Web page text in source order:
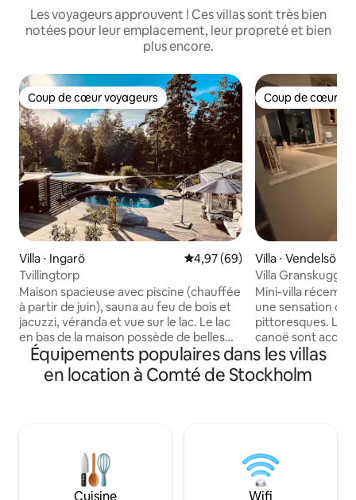
Les voyageurs approuvent ! Ces villas sont très bien
notées pour leur emplacement, leur propreté et bien
plus encore.
Coup de cœur voyageurs
Coup de cœur voyageurs
Villa ⋅ Ingarö Évaluation moyenne sur la
4,97 (69)
Tvillingtorp
Maison spacieuse avec piscine (chauffée
à partir de juin), sauna au feu de bois et
jacuzzi, véranda et vue sur le lac. Le lac
en bas de la maison possède de belles
falaises et un plongeoir. Cinq chambres
avec quatre lits doubles, un lit de 120 cm,
canapé-lit dans salon. Petite maison
entre amis :-) Toutes les personnes qui
séjourneront dans la maison doivent
être incluses dans la réservation ; le prix
Coup de cœur
Coup de cœur
Villa ⋅ Vendelsö
Villa Granskugga
près de la ville
Mini-villa
une sensation de
pittoresques. Le
canoë sont
distance de
de Tyresta est
avec des sentiers
minutes en
pouvez
bus. Vous pouvez également réserver
Équipements populaires dans les villas
en location à Comté de Stockholm
Cuisine Wifi